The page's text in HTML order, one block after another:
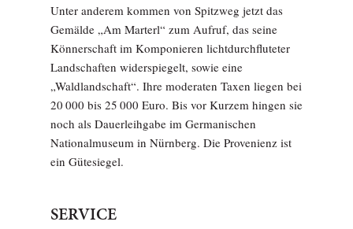
Unter anderem kommen von Spitzweg jetzt das
Gemälde „Am Marterl“ zum Aufruf, das seine
Könnerschaft im Komponieren lichtdurchfluteter
Landschaften widerspiegelt, sowie eine
„Waldlandschaft“. Ihre moderaten Taxen liegen bei
20 000 bis 25 000 Euro. Bis vor Kurzem hingen sie
noch als Dauerleihgabe im Germanischen
Nationalmuseum in Nürnberg. Die Provenienz ist
ein Gütesiegel.
SERVICE